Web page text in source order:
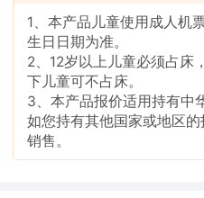
1、本产品儿童使用成人机
生日日期为准。
2、12岁以上儿童必须占床
下儿童可不占床。
3、本产品报价适用持有中
如您持有其他国家或地区
销售。